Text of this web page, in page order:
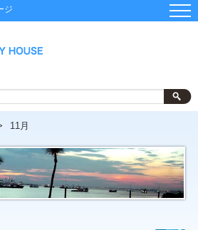
ジ
11月